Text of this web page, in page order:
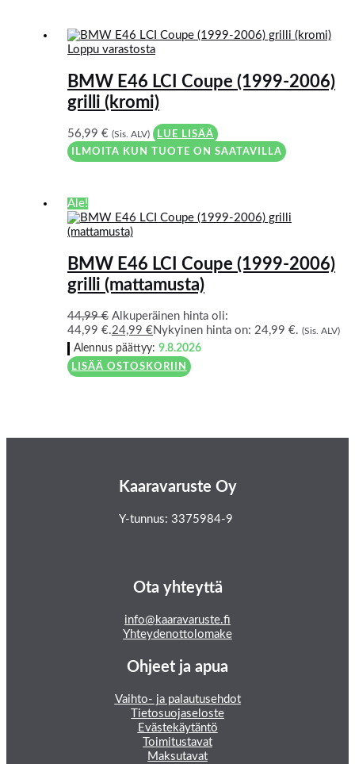
Loppu varastosta
BMW E46 LCI Coupe (1999-2006)
grilli (kromi)
56,99€ (Sis. ALV)
LUE LISÄÄ
ILMOITA KUN TUOTE ON SAATAVILLA
Ale!
BMW E46 LCI Coupe (1999-2006)
grilli (mattamusta)
44,99€ Alkuperäinen hinta oli:
44,99 €.24,99€Nykyinen hinta on: 24,99 €. (Sis. ALV)
Alennus päättyy:9.8.2026
LISÄÄ OSTOSKORIIN
Kaaravaruste Oy
Y-tunnus: 3375984-9
Ota yhteyttä
info@kaaravaruste.fi
Yhteydenottolomake
Ohjeet ja apua
Vaihto- ja palautusehdot
Tietosuojaseloste
Evästekäytäntö
Toimitustavat
Maksutavat